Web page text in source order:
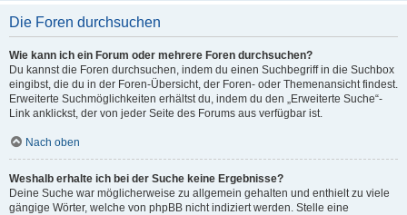
Die Foren durchsuchen
Wie kann ich ein Forum oder mehrere Foren durchsuchen?
Du kannst die Foren durchsuchen, indem du einen Suchbegriff in die Suchbox
eingibst, die du in der Foren-Übersicht, der Foren- oder Themenansicht findest.
Erweiterte Suchmöglichkeiten erhältst du, indem du den „Erweiterte Suche“-
Link anklickst, der von jeder Seite des Forums aus verfügbar ist.
Nach oben
Weshalb erhalte ich bei der Suche keine Ergebnisse?
Deine Suche war möglicherweise zu allgemein gehalten und enthielt zu viele
gängige Wörter, welche von phpBB nicht indiziert werden. Stelle eine